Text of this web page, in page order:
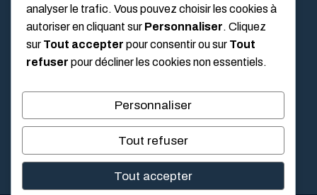
LIEN UTILES
Mentions légales
analyser le trafic. Vous pouvez choisir les cookies à
autoriser en cliquant sur Personnaliser. Cliquez
sur Tout accepter pour consentir ou sur Tout
refuser pour décliner les cookies non essentiels.
Personnaliser
Tout refuser
Tout accepter